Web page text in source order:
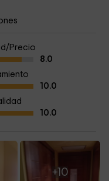
y a cuatro de la
dificultades en su
por lo que le hacen el
empresa.
Precio
8.0
10.0
10.0
+10